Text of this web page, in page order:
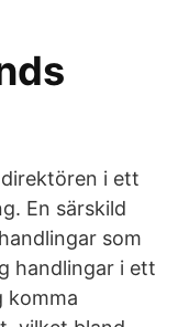
i ett
En särskild
som
handlingar i ett
komma